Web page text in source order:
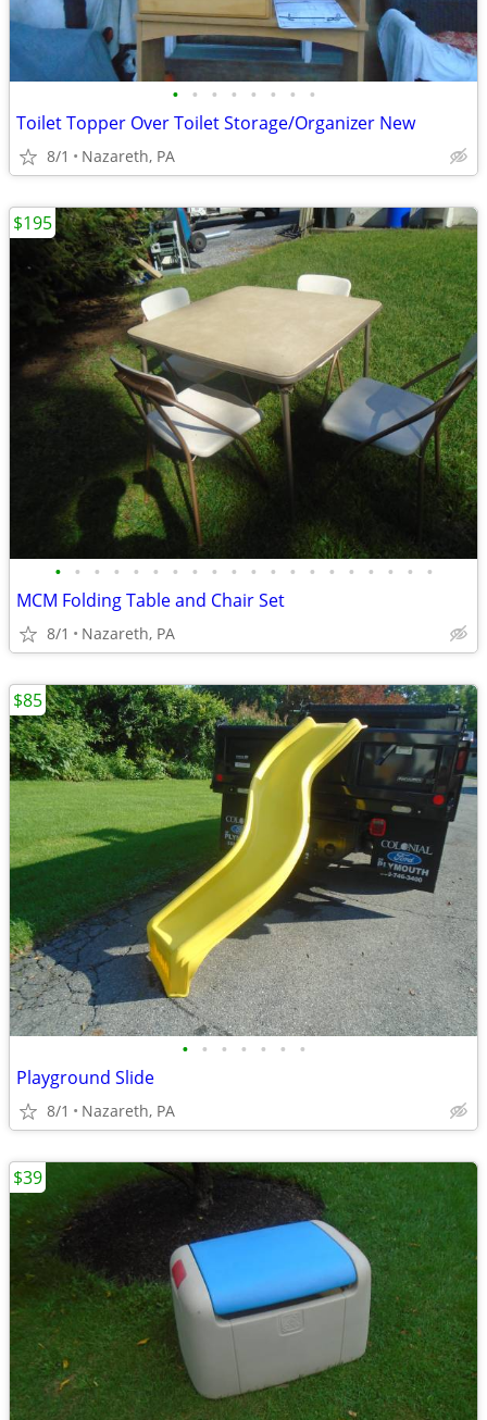
• • • • • • • •
Toilet Topper Over Toilet Storage/Organizer New
8/1 Nazareth, PA
• • • • • • • • • • • • • • • • • • • •
MCM Folding Table and Chair Set
8/1 Nazareth, PA
$195
• • • • • • •
Playground Slide
8/1 Nazareth, PA
$85
$39